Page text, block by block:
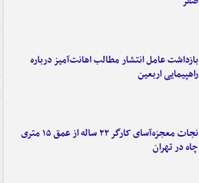
بازداشت عامل انتشار مطالب اهانت‌آمیز درباره
راهپیمایی اربعین
نجات معجزه‌آسای کارگر ۲۲ ساله از عمق ۱۵ متری
چاه در تهران